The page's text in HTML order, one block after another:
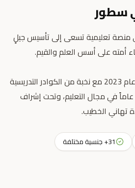
سطور
منصة تعليمية تسعى إلى تأسيس جيلٍ
انطلقت رسالتنا التعليمية عام 2023 مع نخبة من الكوادر التدريسية
السورية، بخبرة تتجاوز 20 عاماً في مجال التعليم، وتحت إشراف
تهاني الخطيب.
31+ جنسية مختلفة